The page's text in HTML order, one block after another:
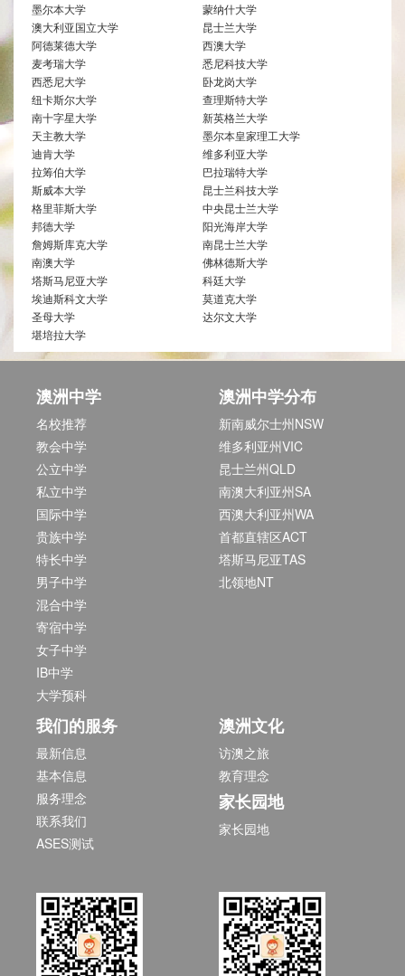
墨尔本大学
蒙纳什大学
澳大利亚国立大学
昆士兰大学
阿德莱德大学
西澳大学
麦考瑞大学
悉尼科技大学
西悉尼大学
卧龙岗大学
纽卡斯尔大学
查理斯特大学
南十字星大学
新英格兰大学
天主教大学
墨尔本皇家理工大学
迪肯大学
维多利亚大学
拉筹伯大学
巴拉瑞特大学
斯威本大学
昆士兰科技大学
格里菲斯大学
中央昆士兰大学
邦德大学
阳光海岸大学
詹姆斯库克大学
南昆士兰大学
南澳大学
佛林德斯大学
塔斯马尼亚大学
科廷大学
埃迪斯科文大学
莫道克大学
圣母大学
达尔文大学
堪培拉大学
澳洲中学
名校推荐
教会中学
公立中学
私立中学
国际中学
贵族中学
特长中学
男子中学
混合中学
寄宿中学
女子中学
IB中学
大学预科
澳洲中学分布
新南威尔士州NSW
维多利亚州VIC
昆士兰州QLD
南澳大利亚州SA
西澳大利亚州WA
首都直辖区ACT
塔斯马尼亚TAS
北领地NT
我们的服务
最新信息
基本信息
服务理念
联系我们
ASES测试
澳洲文化
访澳之旅
教育理念
家长园地
家长园地